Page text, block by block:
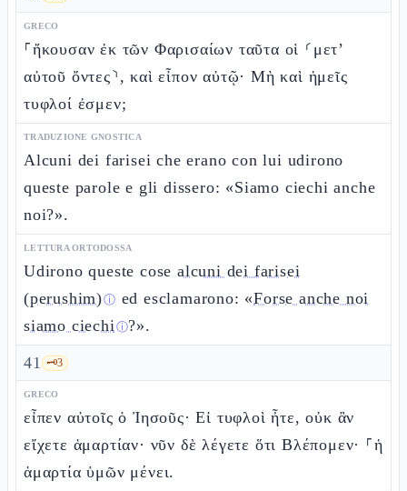
GRECO
⸀ἤκουσαν ἐκ τῶν Φαρισαίων ταῦτα οἱ ⸂μετ’
αὐτοῦ ὄντες⸃, καὶ εἶπον αὐτῷ· Μὴ καὶ ἡμεῖς
τυφλοί ἐσμεν;
TRADUZIONE GNOSTICA
Alcuni dei farisei che erano con lui udirono
queste parole e gli dissero: «Siamo ciechi anche
noi?».
LETTURA ORTODOSSA
Udirono queste cosealcuni dei farisei
(perushim)ⓘ ed esclamarono: «Forse anche noi
siamo ciechiⓘ?».
41 🗝️3
GRECO
εἶπεν αὐτοῖς ὁ Ἰησοῦς· Εἰ τυφλοὶ ἦτε, οὐκ ἂν
εἴχετε ἁμαρτίαν· νῦν δὲ λέγετε ὅτι Βλέπομεν· ⸀ἡ
ἁμαρτία ὑμῶν μένει.